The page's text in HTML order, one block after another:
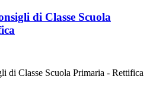
di Classe Scuola
di Classe Scuola Primaria - Rettifica